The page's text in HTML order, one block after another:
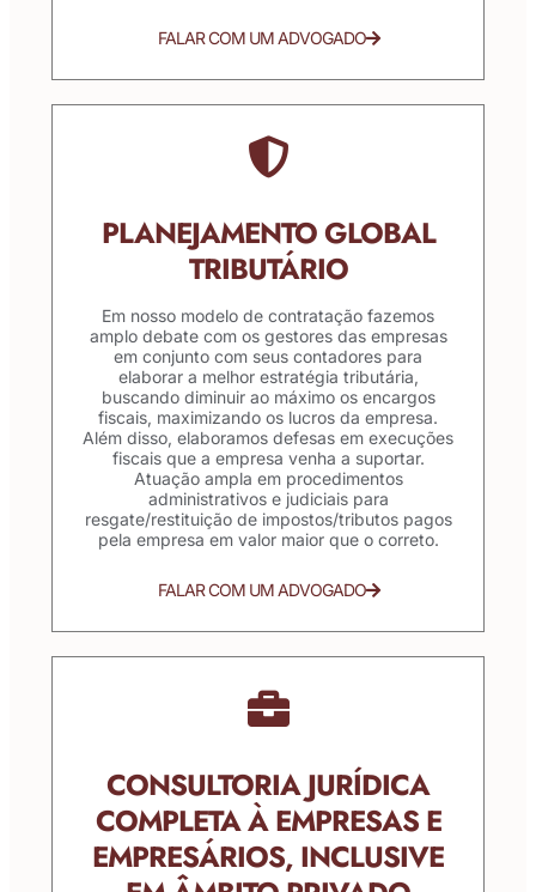
FALAR COM UM ADVOGADO
PLANEJAMENTO GLOBAL
TRIBUTÁRIO
Em nosso modelo de contratação fazemos
amplo debate com os gestores das empresas
em conjunto com seus contadores para
elaborar a melhor estratégia tributária,
buscando diminuir ao máximo os encargos
fiscais, maximizando os lucros da empresa.
Além disso, elaboramos defesas em execuções
fiscais que a empresa venha a suportar.
Atuação ampla em procedimentos
administrativos e judiciais para
resgate/restituição de impostos/tributos pagos
pela empresa em valor maior que o correto.
FALAR COM UM ADVOGADO
CONSULTORIA JURÍDICA
COMPLETA À EMPRESAS E
EMPRESÁRIOS, INCLUSIVE